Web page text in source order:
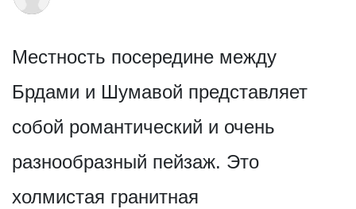
Местность посередине между
Брдами и Шумавой представляет
собой романтический и очень
разнообразный пейзаж. Это
холмистая гранитная